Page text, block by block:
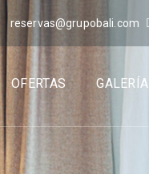
reservas@grupobali.com
OFERTAS GALERÍA